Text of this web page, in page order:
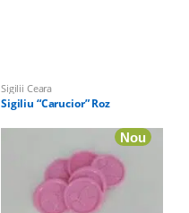
Sigilii Ceara
Sigiliu “Carucior” Roz
Nou